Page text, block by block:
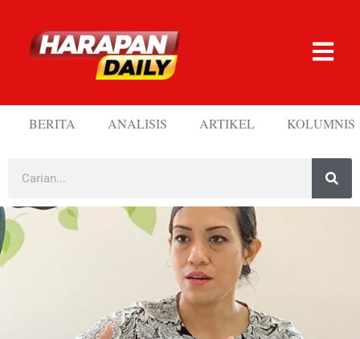
BERITA ANALISIS ARTIKEL KOLUMNIS